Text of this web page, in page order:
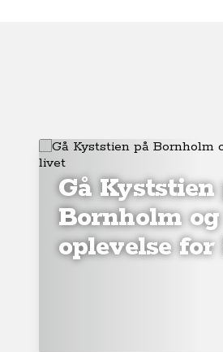
Gå Kyststien
Bornholm
oplevelse